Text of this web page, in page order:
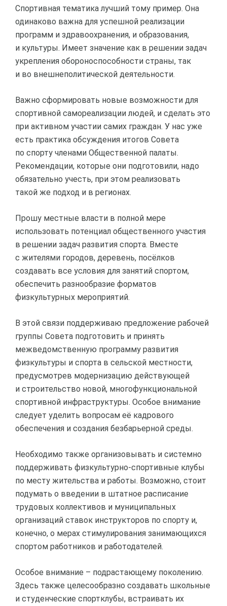
Спортивная тематика лучший тому пример. Она
одинаково важна для успешной реализации
программ и здравоохранения, и образования,
и культуры. Имеет значение как в решении задач
укрепления обороноспособности страны, так
и во внешнеполитической деятельности.
Важно сформировать новые возможности для
спортивной самореализации людей, и сделать это
при активном участии самих граждан. У нас уже
есть практика обсуждения итогов Совета
по спорту членами Общественной палаты.
Рекомендации, которые они подготовили, надо
обязательно учесть, при этом реализовать
такой же подход и в регионах.
Прошу местные власти в полной мере
использовать потенциал общественного участия
в решении задач развития спорта. Вместе
с жителями городов, деревень, посёлков
создавать все условия для занятий спортом,
обеспечить разнообразие форматов
физкультурных мероприятий.
В этой связи поддерживаю предложение рабочей
группы Совета подготовить и принять
межведомственную программу развития
физкультуры и спорта в сельской местности,
предусмотрев модернизацию действующей
и строительство новой, многофункциональной
спортивной инфраструктуры. Особое внимание
следует уделить вопросам её кадрового
обеспечения и создания безбарьерной среды.
Необходимо также организовывать и системно
поддерживать физкультурно-спортивные клубы
по месту жительства и работы. Возможно, стоит
подумать о введении в штатное расписание
трудовых коллективов и муниципальных
организаций ставок инструкторов по спорту и,
конечно, о мерах стимулирования занимающихся
спортом работников и работодателей.
Особое внимание – подрастающему поколению.
Здесь также целесообразно создавать школьные
и студенческие спортклубы, встраивать их